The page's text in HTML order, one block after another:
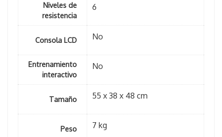
Niveles de
resistencia
6
Consola LCD No
Entrenamiento
interactivo
No
Tamaño 55 x 38 x 48 cm
Peso 7 kg